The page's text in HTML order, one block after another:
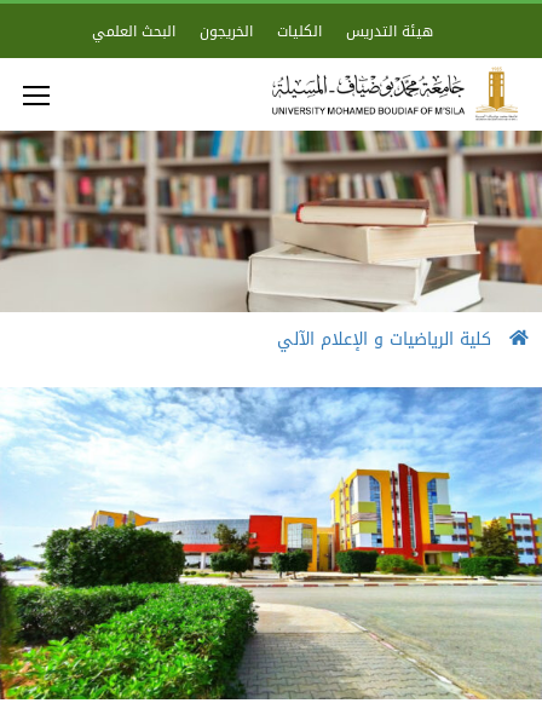
هيئة التدريس الكليات الخريجون البحث العلمي
كلية الرياضيات و الإعلام الآلي